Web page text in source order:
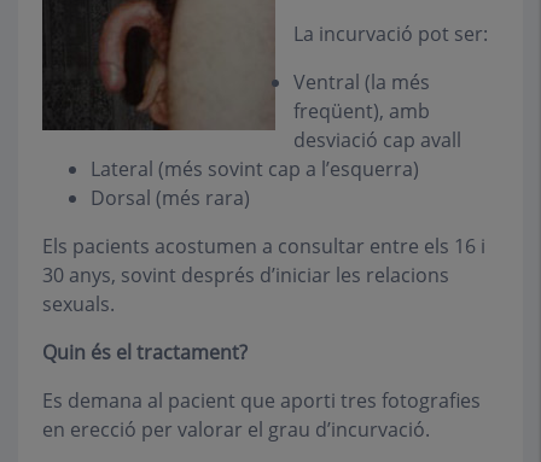
La incurvació pot ser:
Ventral (la més
freqüent), amb
desviació cap avall
Lateral (més sovint cap a l’esquerra)
Dorsal (més rara)
Els pacients acostumen a consultar entre els 16 i
30 anys, sovint després d’iniciar les relacions
sexuals.
Quin és el tractament?
Es demana al pacient que aporti tres fotografies
en erecció per valorar el grau d’incurvació.